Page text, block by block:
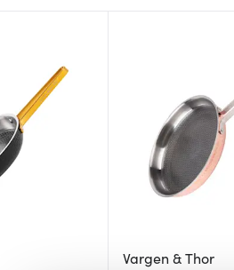
Vargen & Thor